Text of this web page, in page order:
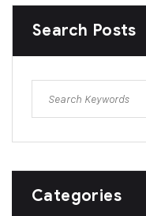
Search Posts
Categories